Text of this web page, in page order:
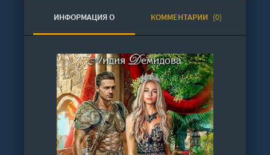
ИНФОРМАЦИЯ О
АУДИОКНИГЕ
КОММЕНТАРИИ (0)